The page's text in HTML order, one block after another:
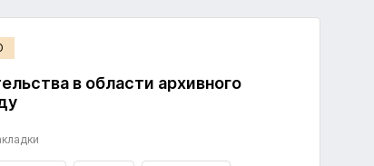
в области архивного